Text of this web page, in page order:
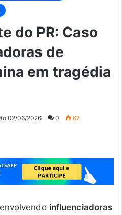
do PR: Caso
de
em tragédia
02/06/2026 0 67
influenciadoras